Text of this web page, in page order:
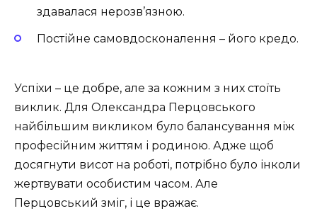
здавалася нерозв’язною.
Постійне самовдосконалення – його кредо.
Успіхи – це добре, але за кожним з них стоїть
виклик. Для Олександра Перцовського
найбільшим викликом було балансування між
професійним життям і родиною. Адже щоб
досягнути висот на роботі, потрібно було інколи
жертвувати особистим часом. Але
Перцовський зміг, і це вражає.